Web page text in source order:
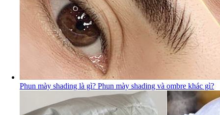
Phun mày shading là gì? Phun mày shading và ombre khác gì?